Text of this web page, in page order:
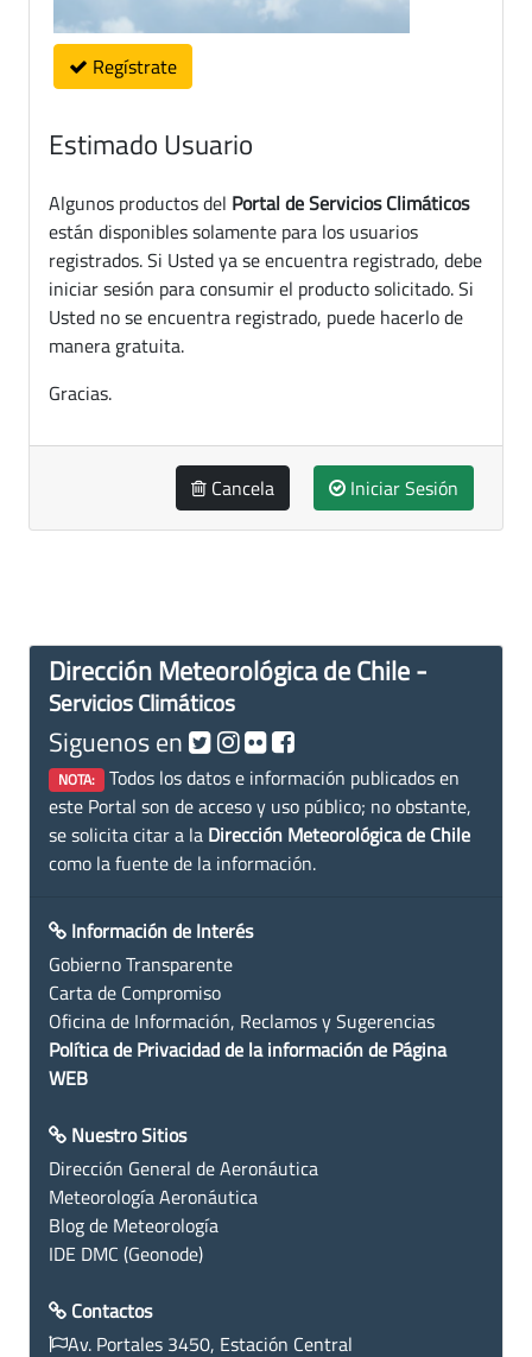
Regístrate
Estimado Usuario
Algunos productos del Portal de Servicios Climáticos
están disponibles solamente para los usuarios
registrados. Si Usted ya se encuentra registrado, debe
iniciar sesión para consumir el producto solicitado. Si
Usted no se encuentra registrado, puede hacerlo de
manera gratuita.
Gracias.
Cancela Iniciar Sesión
Dirección Meteorológica de Chile -
Servicios Climáticos
Siguenos en
NOTA: Todos los datos e información publicados en
este Portal son de acceso y uso público; no obstante,
se solicita citar a la Dirección Meteorológica de Chile
como la fuente de la información.
Información de Interés
Gobierno Transparente
Carta de Compromiso
Oficina de Información, Reclamos y Sugerencias
Política de Privacidad de la información de Página
WEB
Nuestro Sitios
Dirección General de Aeronáutica
Meteorología Aeronáutica
Blog de Meteorología
IDE DMC (Geonode)
Contactos
Av. Portales 3450, Estación Central